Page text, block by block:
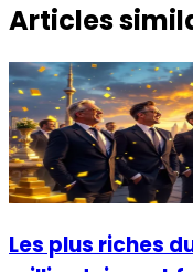
Articles
Les plus riches